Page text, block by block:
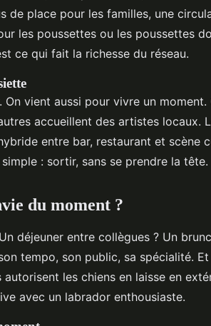
de place pour les familles, une
les poussettes ou les poussettes
ce qui fait la richesse du réseau.
vient aussi pour vivre un moment.
accueillent des artistes locaux.
entre bar, restaurant et scène
: sortir, sans se prendre la tête.
du moment ?
déjeuner entre collègues ? Un
tempo, son public, sa spécialité.
les chiens en laisse en
avec un labrador enthousiaste.